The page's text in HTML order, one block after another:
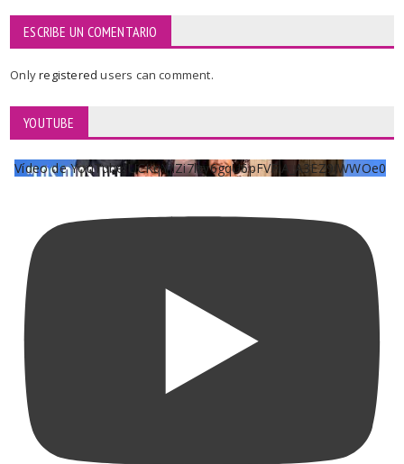
ESCRIBE UN COMENTARIO
Onlyregisteredusers can comment.
YOUTUBE
Vídeo de YouTube UCKqYjiZi7lzy6gqU6pFVFiA_A3EZ9JWWOe0